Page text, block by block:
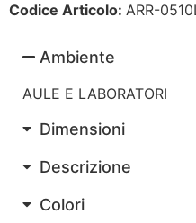
Codice Articolo: ARR-
Ambiente
AULE E LABORATORI
Dimensioni
Descrizione
Colori